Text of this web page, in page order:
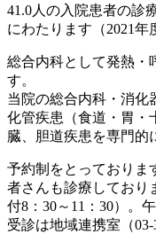
41.0人の入院患者の診
にわたります（2021年
総合内科として発熱・
す。
当院の総合内科・消化
化管疾患（食道・胃・
臓、胆道疾患を専門的
予約制をとっておりま
者さんも診療しており
付8：30～11：30）。
受診は地域連携室（